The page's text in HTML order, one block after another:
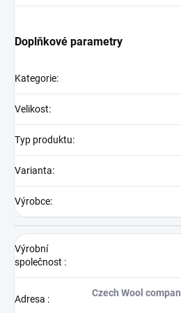
Doplňkové parametry
Kategorie:
Velikost:
Typ produktu:
Varianta:
Výrobce:
Výrobní
společnost :
Adresa :
Czech Wool